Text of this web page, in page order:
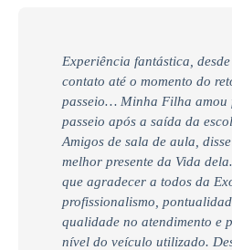
Experiência fantástica,
contato até o momento do
passeio… Minha Filha amou
passeio após a saída da
Amigos de sala de aula,
melhor presente da Vida
que agradecer a todos da
profissionalismo,
qualidade no atendimento e
nível do veículo utilizado.